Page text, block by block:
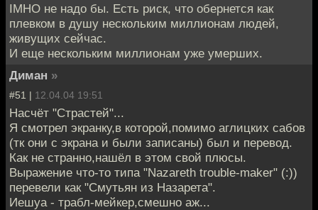
IMHO не надо бы. Есть риск, что обернется как
плевком в душу нескольким миллионам людей,
живущих сейчас.
И еще нескольким миллионам уже умерших.
Диман »
#51 | 12.04.04 19:51
Насчёт "Страстей"...
Я смотрел экранку,в которой,помимо аглицких сабов
(тк они с экрана и были записаны) был и перевод.
Как не странно,нашёл в этом свой плюсы.
Выражение что-то типа "Nazareth trouble-maker" (:))
перевели как "Смутьян из Назарета".
Иешуа - трабл-мейкер,смешно аж...